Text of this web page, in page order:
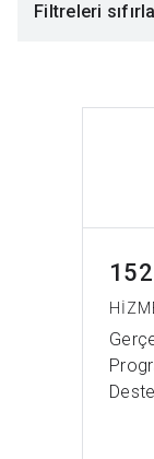
Filtreleri sıfırla